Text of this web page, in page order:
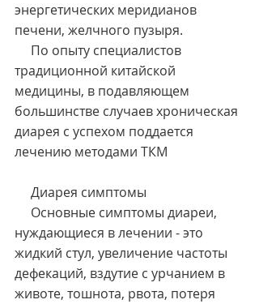
энергетических меридианов
печени, желчного пузыря.
традиционной китайской
медицины, в подавляющем
большинстве случаев хроническая
диарея с успехом поддается
лечению методами ТКМ
     Диарея симптомы
нуждающиеся в лечении - это
жидкий стул, увеличение частоты
дефекаций, вздутие с урчанием в
животе, тошнота, рвота, потеря